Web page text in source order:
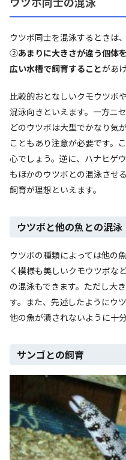
ウツボ同士を混泳するときは
②あまりに大きさが違う個体
広い水槽で飼育することがあ
比較的おとなしいクモウツボ
混泳向きといえます。一方ニ
どのウツボは大型でかなり気
こともあり注意が必要です。
心でしょう。逆に、ハナヒゲ
もほかのウツボとの混泳させ
飼育が理想といえます。
ウツボと他の魚との混泳
ウツボの種類によっては他の
く模様も美しいクモウツボな
の混泳もできます。ただし大
す。また、先述したようにウ
他の魚が潰されないように十
サンゴとの飼育